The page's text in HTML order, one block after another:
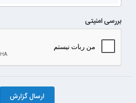
بررسی امنیتی
ارسال گزارش